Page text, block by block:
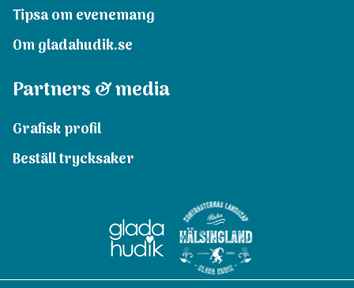
Tipsa om evenemang
Om gladahudik.se
Partners & media
Grafisk profil
Beställ trycksaker